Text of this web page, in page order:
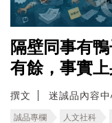
隔壁同事有
有餘，事實上
撰文 迷誠品內容中
誠品專欄 人文社科